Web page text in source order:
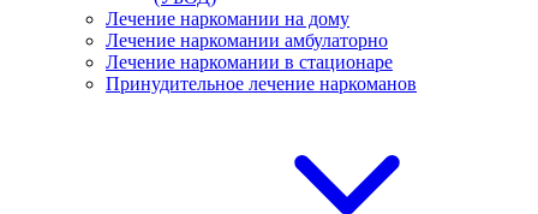
Лечение наркомании на дому
Лечение наркомании амбулаторно
Лечение наркомании в стационаре
Принудительное лечение наркоманов